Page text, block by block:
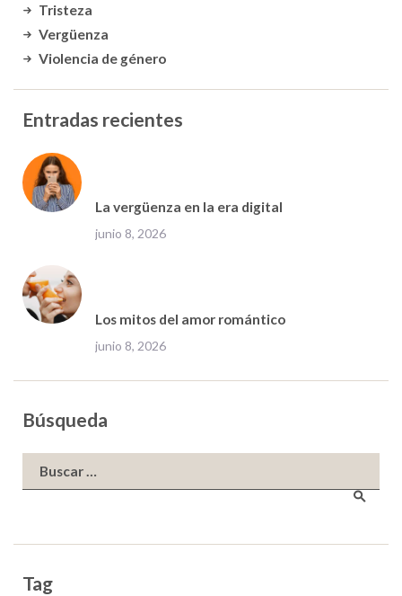
Tristeza
Vergüenza
Violencia de género
Entradas recientes
La vergüenza en la era digital
junio 8, 2026
Los mitos del amor romántico
junio 8, 2026
Búsqueda
Buscar:
Tag